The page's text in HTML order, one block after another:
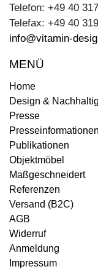
Telefon: +49 40
Telefax: +49 40
info@vitamin-
MENÜ
Home
Design &
Presse
Presseinformationen
Publikationen
Objektmöbel
Maßgeschneidert
Referenzen
Versand (B2C)
AGB
Widerruf
Anmeldung
Impressum